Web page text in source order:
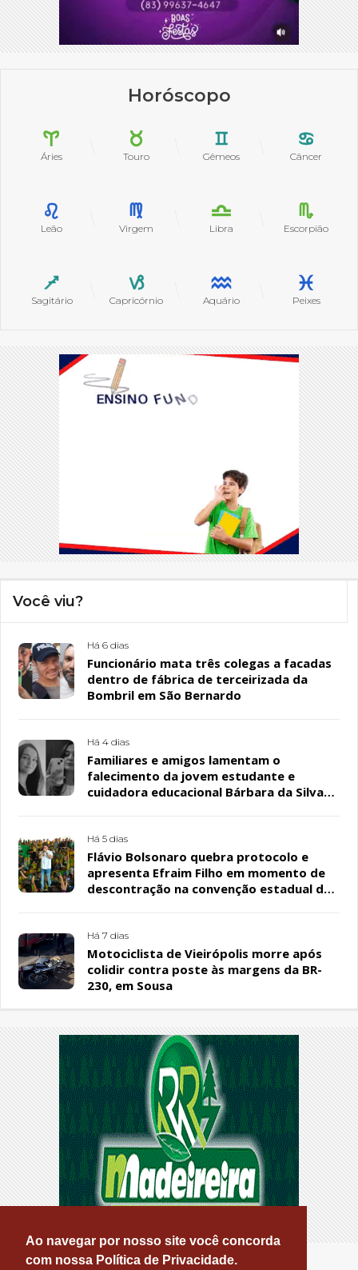
Ao navegar por nosso site você concorda
com nossa Política de Privacidade.
Horóscopo
Áries Touro Gêmeos Câncer
Leão Virgem Libra Escorpião
Sagitário Capricórnio Aquário Peixes
Você viu?
Há 6 dias
Funcionário mata três colegas a facadas
dentro de fábrica de terceirizada da
Bombril em São Bernardo
Há 4 dias
Familiares e amigos lamentam o
falecimento da jovem estudante e
cuidadora educacional Bárbara da Silva
Há 5 dias
Flávio Bolsonaro quebra protocolo e
apresenta Efraim Filho em momento de
descontração na convenção estadual do
Há 7 dias
Motociclista de Vieirópolis morre após
colidir contra poste às margens da BR-
230, em Sousa